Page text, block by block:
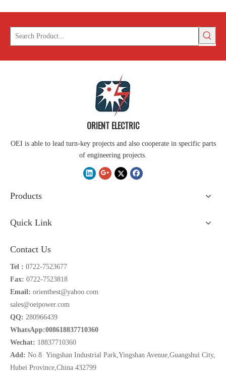
ORIENT ELECTRIC
OEI is able to lead turn-key projects and also cooperate in specific parts
of engineering projects.
Products
Quick Link
Contact Us
Tel : 0722-7523677
Fax: 0722-7523818
Email: orientbest@yahoo.com
sales@oeipower.com
QQ: 280966439
WhatsApp:008618837710360
Wechat: 18837710360
Add: No.8 Yingshan Industrial Park,Yingshan Avenue,Guangshui City,
Hubei Province,China 432799